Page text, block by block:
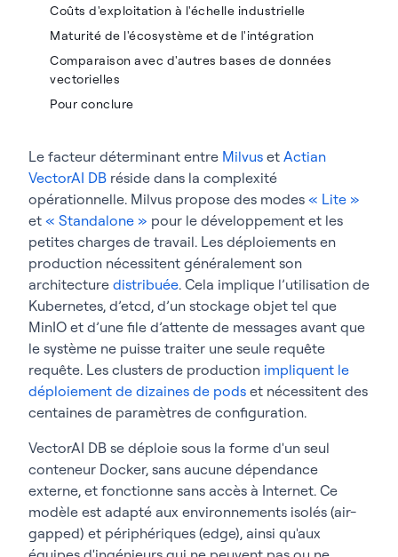
Coûts d'exploitation à l'échelle industrielle
Maturité de l'écosystème et de l'intégration
Comparaison avec d'autres bases de données
vectorielles
Pour conclure
Le facteur déterminant entre Milvus et Actian
VectorAI DB réside dans la complexité
opérationnelle. Milvus propose des modes « Lite »
et « Standalone » pour le développement et les
petites charges de travail. Les déploiements en
production nécessitent généralement son
architecture distribuée. Cela implique l’utilisation de
Kubernetes, d’etcd, d’un stockage objet tel que
MinIO et d’une file d’attente de messages avant que
le système ne puisse traiter une seule requête
requête. Les clusters de production impliquent le
déploiement de dizaines de pods et nécessitent des
centaines de paramètres de configuration.
VectorAI DB se déploie sous la forme d'un seul
conteneur Docker, sans aucune dépendance
externe, et fonctionne sans accès à Internet. Ce
modèle est adapté aux environnements isolés (air-
gapped) et périphériques (edge), ainsi qu'aux